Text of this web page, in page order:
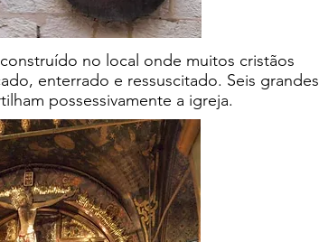
no local onde muitos cristãos
enterrado e ressuscitado. Seis grandes
possessivamente a igreja.